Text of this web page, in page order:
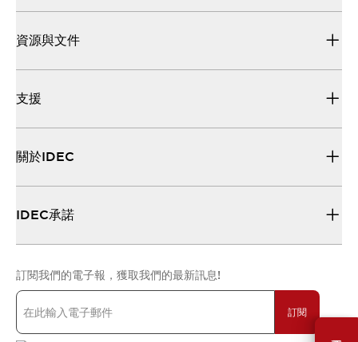
資源與文件
支援
關於IDEC
IDEC承諾
訂閱我們的電子報，獲取我們的最新訊息!
訂閱